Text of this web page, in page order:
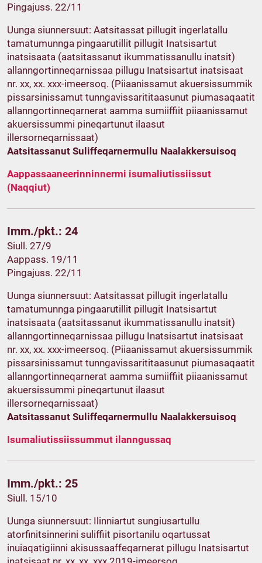
Pingajuss. 22/11
Uunga siunnersuut: Aatsitassat pillugit ingerlatallu
tamatumunnga pingaarutillit pillugit Inatsisartut
inatsisaata (aatsitassanut ikummatissanullu inatsit)
allanngortinneqarnissaa pillugu Inatsisartut inatsisaat
nr. xx, xx. xxx-imeersoq. (Piiaanissamut akuersissummik
pissarsinissamut tunngavissarititaasunut piumasaqaatit
allanngortinneqarnerat aamma sumiiffiit piiaanissamut
akuersissummi pineqartunut ilaasut
illersorneqarnissaat)
Aatsitassanut Suliffeqarnermullu Naalakkersuisoq
Aappassaaneerinninnermi isumaliutissiissut
(Naqqiut)
Imm./pkt.: 24
Siull. 27/9
Aappass. 19/11
Pingajuss. 22/11
Uunga siunnersuut: Aatsitassat pillugit ingerlatallu
tamatumunnga pingaarutillit pillugit Inatsisartut
inatsisaata (aatsitassanut ikummatissanullu inatsit)
allanngortinneqarnissaa pillugu Inatsisartut inatsisaat
nr. xx, xx. xxx-imeersoq. (Piiaanissamut akuersissummik
pissarsinissamut tunngavissarititaasunut piumasaqaatit
allanngortinneqarnerat aamma sumiiffiit piiaanissamut
akuersissummi pineqartunut ilaasut
illersorneqarnissaat)
Aatsitassanut Suliffeqarnermullu Naalakkersuisoq
Isumaliutissiissummut ilanngussaq
Imm./pkt.: 25
Siull. 15/10
Uunga siunnersuut: Ilinniartut sungiusartullu
atorfinitsinnerini suliffiit pisortanilu oqartussat
inuiaqatigiinni akisussaaffeqarnerat pillugu Inatsisartut